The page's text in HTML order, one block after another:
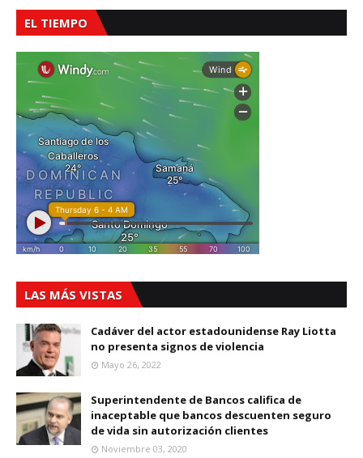
EL TIEMPO
LAS MÁS VISTAS
Cadáver del actor estadounidense Ray Liotta
no presenta signos de violencia
Mayo 26, 2022
Superintendente de Bancos califica de
inaceptable que bancos descuenten seguro
de vida sin autorización clientes
Noviembre 03, 2020